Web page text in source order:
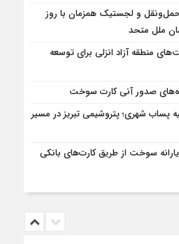
حمل‌ونقل و لجستیک همزمان با روز
ملل متحد
منطقه آزاد انزلی برای توسعه
پساب شهری؛ پتروشیمی تبریز در مسیر
سوخت از طریق کارت‌های بانکی